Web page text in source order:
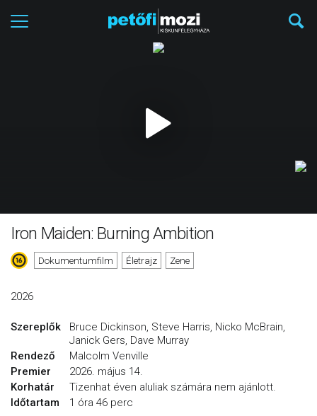
Iron Maiden: Burning Ambition
Dokumentumfilm Életrajz Zene
2026
Szereplők
Bruce Dickinson, Steve Harris, Nicko McBrain,
Janick Gers, Dave Murray
Rendező
Malcolm Venville
Premier
2026. május 14.
Korhatár
Tizenhat éven aluliak számára nem ajánlott.
Időtartam
1 óra 46 perc